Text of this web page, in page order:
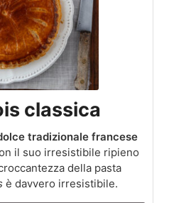
classica
tradizionale francese
il suo irresistibile ripieno
della pasta
è davvero irresistibile.